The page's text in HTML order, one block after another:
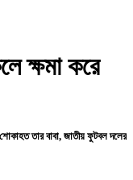
ক্ষমা করে
তার বাবা, জাতীয় ফুটবল দলের